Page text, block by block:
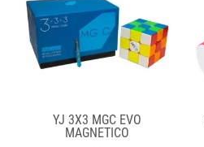
YJ 3X3 MGC EVO
MAGNETICO